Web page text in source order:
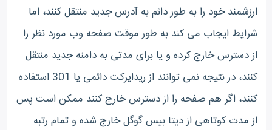
ارزشمند خود را به طور دائم به آدرس جدید منتقل کنند، اما
شرایط ایجاب می کند به طور موقت صفحه وب مورد نظر را
از دسترس خارج کرده و یا برای مدتی به دامنه جدید منتقل
کنند، در نتیجه نمی توانند از ریدایرکت دائمی یا 301 استفاده
کنند، اگر هم صفحه را از دسترس خارج کنند ممکن است پس
از مدت کوتاهی از دیتا بیس گوگل خارج شده و تمام رتبه